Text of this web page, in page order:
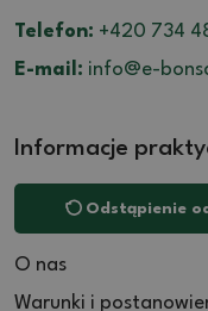
Telefon: +420 734
E-mail: info@e-
Informacje
Odstąpienie
O nas
Warunki i